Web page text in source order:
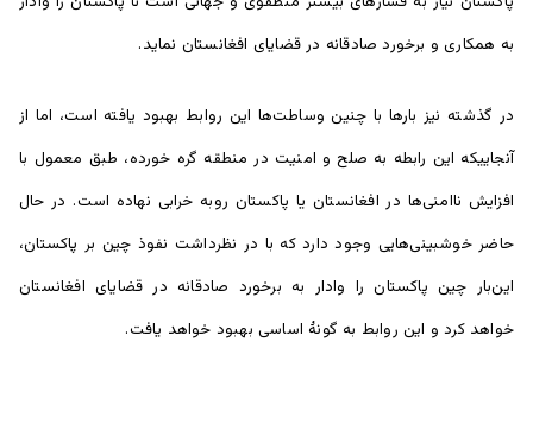
به همکاری و برخورد صادقانه در قضایای افغانستان نماید.
در گذشته نیز بارها با چنین وساطت‌ها این روابط بهبود یافته است، اما از
آنجاییکه این رابطه به صلح و امنیت در منطقه گره خورده، طبق معمول با
افزایش ناامنی‌ها در افغانستان یا پاکستان روبه خرابی نهاده است. در حال
حاضر خوشبینی‌هایی وجود دارد که با در نظرداشت نفوذ چین بر پاکستان،
این‌بار چین پاکستان را وادار به برخورد صادقانه در قضایای افغانستان
خواهد کرد و این روابط به گونۀ اساسی بهبود خواهد یافت.